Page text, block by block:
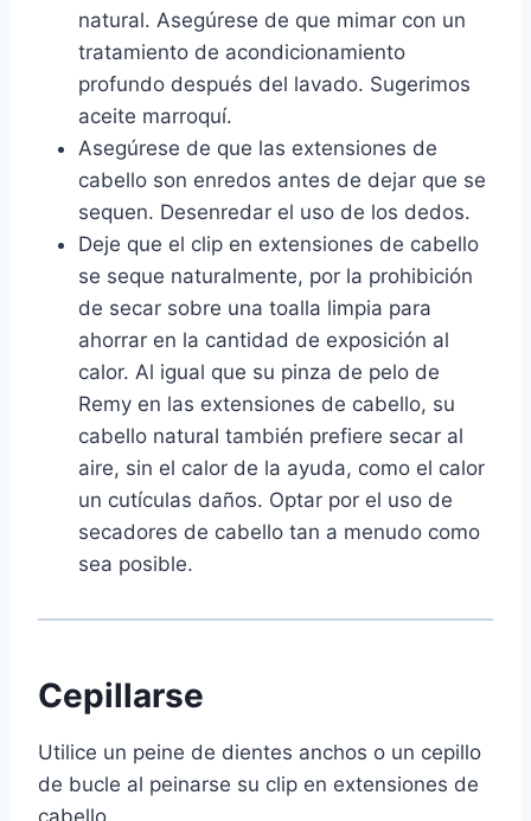
natural. Asegúrese de que mimar con un
tratamiento de acondicionamiento
profundo después del lavado. Sugerimos
aceite marroquí.
Asegúrese de que las extensiones de
cabello son enredos antes de dejar que se
sequen. Desenredar el uso de los dedos.
Deje que el clip en extensiones de cabello
se seque naturalmente, por la prohibición
de secar sobre una toalla limpia para
ahorrar en la cantidad de exposición al
calor. Al igual que su pinza de pelo de
Remy en las extensiones de cabello, su
cabello natural también prefiere secar al
aire, sin el calor de la ayuda, como el calor
un cutículas daños. Optar por el uso de
secadores de cabello tan a menudo como
sea posible.
Cepillarse
Utilice un peine de dientes anchos o un cepillo
de bucle al peinarse su clip en extensiones de